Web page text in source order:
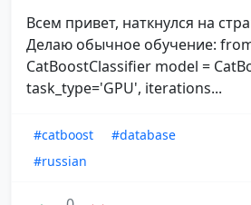
Всем привет, наткнулся на
Делаю обычное обучение:
CatBoostClassifier model =
task_type='GPU', iterations...
#catboost
#database
#russian